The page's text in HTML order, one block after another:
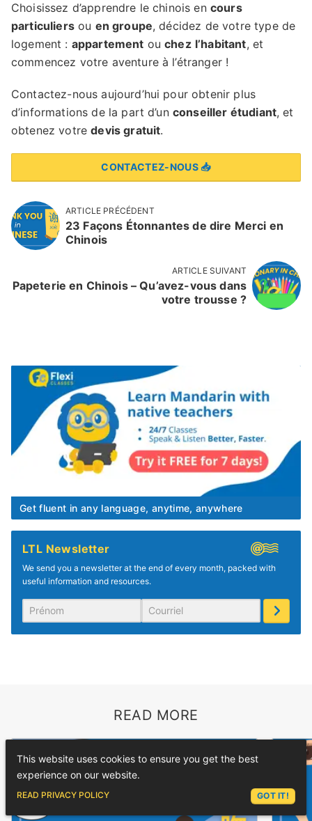
Get fluent in any language, anytime, anywhere
LTL Newsletter
We send you a newsletter at the end of every month, packed with
useful information and resources.
Choisissez d’apprendre le chinois en cours
particuliersou en groupe, décidez de votre type de
logement : appartement ouchez l’habitant, et
commencez votre aventure à l’étranger !
Contactez-nous aujourd’hui pour obtenir plus
d’informations de la part d’un conseiller étudiant, et
obtenez votredevis gratuit.
CONTACTEZ-NOUS 📥
ARTICLE PRÉCÉDENT
23 Façons Étonnantes de dire Merci en
Chinois
ARTICLE SUIVANT
Papeterie en Chinois – Qu’avez-vous dans
votre trousse ?
READ MORE
This website uses cookies to ensure you get the best
experience on our website.
READ PRIVACY POLICY GOT IT!
ASK LEX